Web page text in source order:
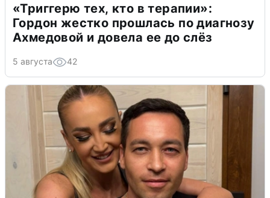
«Триггерю тех, кто в терапии»:
Гордон жестко прошлась по диагнозу
Ахмедовой и довела ее до слёз
5 августа 42